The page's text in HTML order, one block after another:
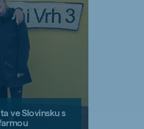
ve Slovinsku s